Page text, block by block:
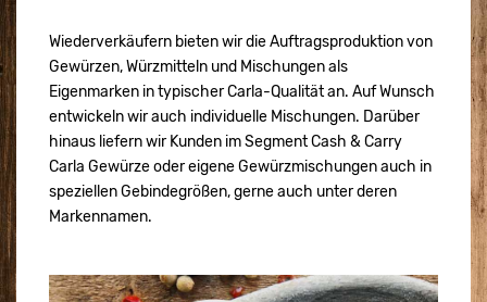
Wiederverkäufern bieten wir die Auftragsproduktion von
Gewürzen, Würzmitteln und Mischungen als
Eigenmarken in typischer Carla-Qualität an. Auf Wunsch
entwickeln wir auch individuelle Mischungen. Darüber
hinaus liefern wir Kunden im Segment Cash & Carry
Carla Gewürze oder eigene Gewürzmischungen auch in
speziellen Gebindegrößen, gerne auch unter deren
Markennamen.